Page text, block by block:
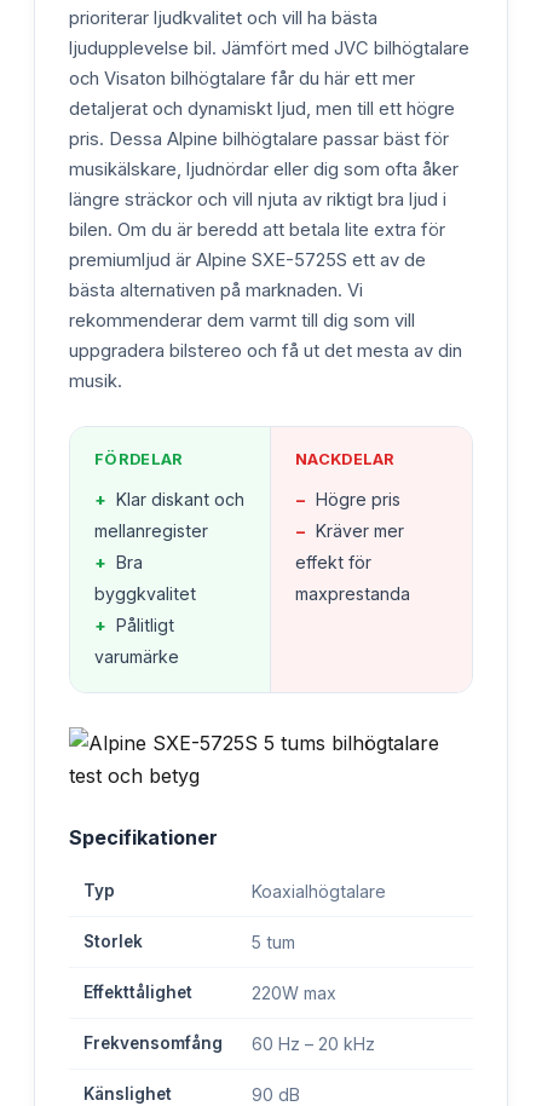
prioriterar ljudkvalitet och vill ha bästa
ljudupplevelse bil. Jämfört med JVC bilhögtalare
och Visaton bilhögtalare får du här ett mer
detaljerat och dynamiskt ljud, men till ett högre
pris. Dessa Alpine bilhögtalare passar bäst för
musikälskare, ljudnördar eller dig som ofta åker
längre sträckor och vill njuta av riktigt bra ljud i
bilen. Om du är beredd att betala lite extra för
premiumljud är Alpine SXE-5725S ett av de
bästa alternativen på marknaden. Vi
rekommenderar dem varmt till dig som vill
uppgradera bilstereo och få ut det mesta av din
musik.
FÖRDELAR
+ Klar diskant och
mellanregister
+ Bra
byggkvalitet
+ Pålitligt
varumärke
NACKDELAR
− Högre pris
− Kräver mer
effekt för
maxprestanda
Specifikationer
Typ Koaxialhögtalare
Storlek 5 tum
Effekttålighet 220W max
Frekvensomfång 60 Hz – 20 kHz
Känslighet 90 dB